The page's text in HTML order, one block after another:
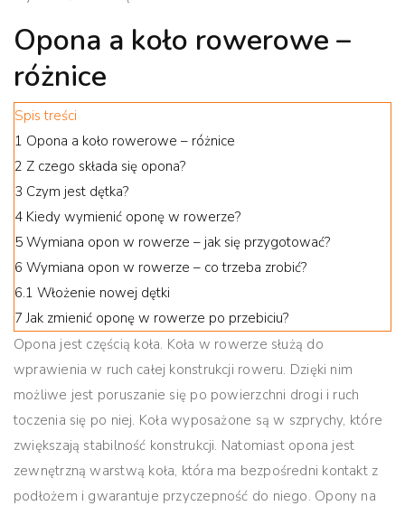
Opona a koło rowerowe –
różnice
Spis treści
1 Opona a koło rowerowe – różnice
2 Z czego składa się opona?
3 Czym jest dętka?
4 Kiedy wymienić oponę w rowerze?
5 Wymiana opon w rowerze – jak się przygotować?
6 Wymiana opon w rowerze – co trzeba zrobić?
6.1 Włożenie nowej dętki
7 Jak zmienić oponę w rowerze po przebiciu?
Opona jest częścią koła. Koła w rowerze służą do
wprawienia w ruch całej konstrukcji roweru. Dzięki nim
możliwe jest poruszanie się po powierzchni drogi i ruch
toczenia się po niej. Koła wyposażone są w szprychy, które
zwiększają stabilność konstrukcji. Natomiast opona jest
zewnętrzną warstwą koła, która ma bezpośredni kontakt z
podłożem i gwarantuje przyczepność do niego. Opony na